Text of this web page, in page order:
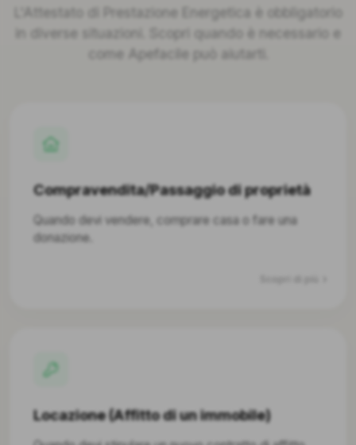
L'Attestato di Prestazione Energetica è obbligatorio
in diverse situazioni. Scopri quando è necessario e
come Apefacile può aiutarti.
Compravendita/Passaggio di proprietà
Quando devi vendere, comprare casa o fare una
donazione.
Locazione (Affitto di un immobile)